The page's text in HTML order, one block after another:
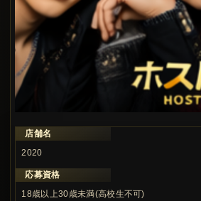
この求人の注目ポイント
店舗名
2020
応募資格
18歳以上30歳未満(高校生不可)